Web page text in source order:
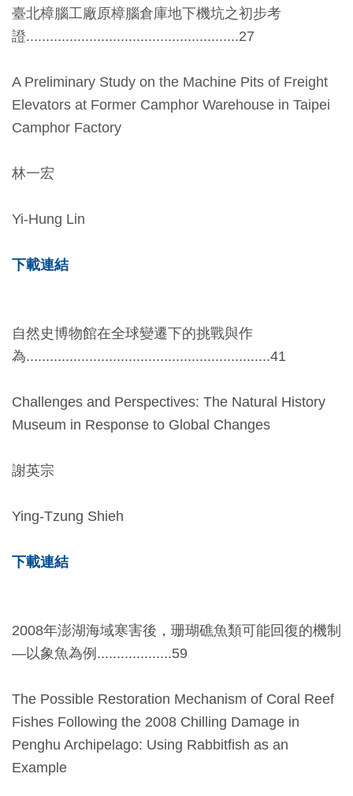
隱
私
與
資
訊
全
告
資
放
宣
著
權
明
回
友
措
施
服
務
臺北樟腦工廠原樟腦倉庫地下機坑之初步考
證......................................................27
A Preliminary Study on the Machine Pits of Freight
Elevators at Former Camphor Warehouse in Taipei
Camphor Factory
林一宏
Yi-Hung Lin
下載連結
自然史博物館在全球變遷下的挑戰與作
為..............................................................41
Challenges and Perspectives: The Natural History
Museum in Response to Global Changes
謝英宗
Ying-Tzung Shieh
下載連結
2008年澎湖海域寒害後，珊瑚礁魚類可能回復的機制
—以象魚為例...................59
The Possible Restoration Mechanism of Coral Reef
Fishes Following the 2008 Chilling Damage in
Penghu Archipelago: Using Rabbitfish as an
Example